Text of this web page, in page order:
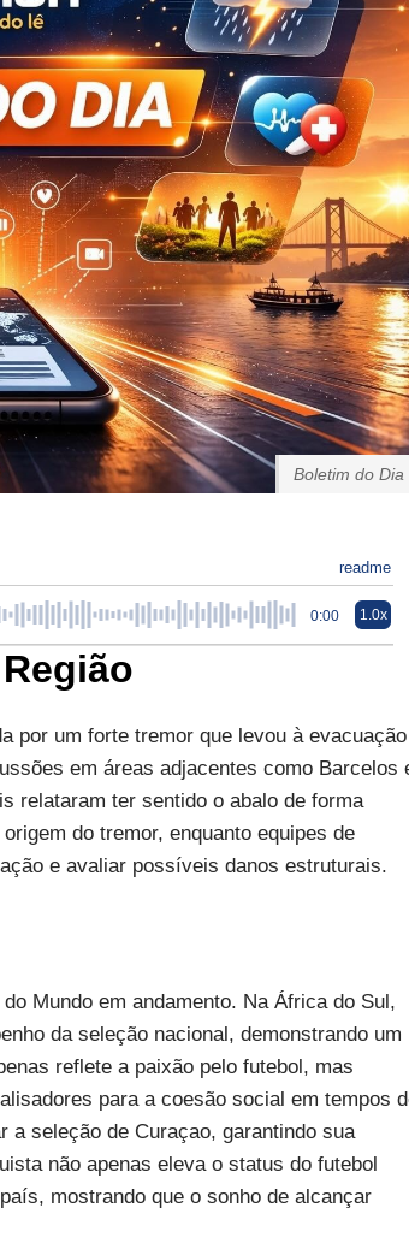
Boletim do Dia
readme
0:00 1.0x
por um forte tremor que levou à evacuação
em áreas adjacentes como Barcelos
relataram ter sentido o abalo de forma
do tremor, enquanto equipes de
e avaliar possíveis danos estruturais.
Mundo em andamento. Na África do Sul,
da seleção nacional, demonstrando um
reflete a paixão pelo futebol, mas
para a coesão social em tempos
seleção de Curaçao, garantindo sua
não apenas eleva o status do futebol
mostrando que o sonho de alcançar